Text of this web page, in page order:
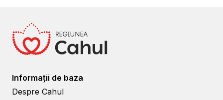
Informații de baza
Despre Cahul